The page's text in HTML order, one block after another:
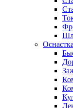
Оснастка